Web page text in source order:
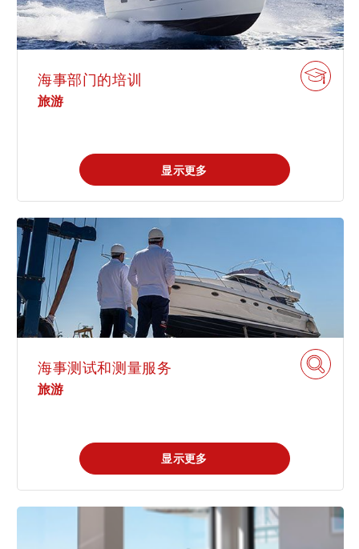
海事部门的培训
旅游
显示更多
海事测试和测量服务
旅游
显示更多